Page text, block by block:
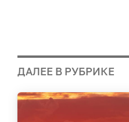
ДАЛЕЕ В РУБРИКЕ